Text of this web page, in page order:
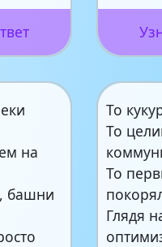
на
башни
То
То
То
Глядя